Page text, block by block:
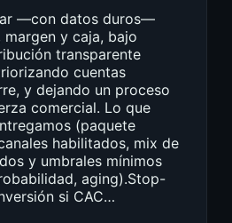
—con datos duros—
y caja, bajo
transparente
cuentas
y dejando un proceso
comercial. Lo que
(paquete
habilitados, mix de
y umbrales mínimos
aging).Stop-
si CAC…